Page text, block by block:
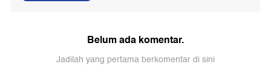
Belum ada komentar.
Jadilah yang pertama berkomentar di sini